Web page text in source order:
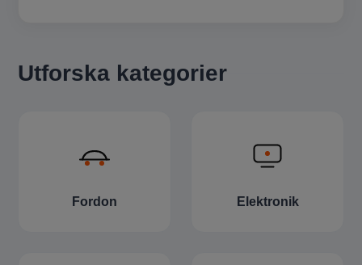
Utforska kategorier
Fordon Elektronik